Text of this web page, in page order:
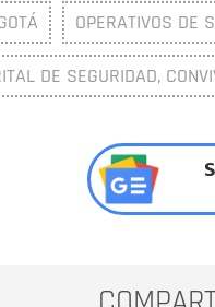
OPERATIVOS DE
DE SEGURIDAD,